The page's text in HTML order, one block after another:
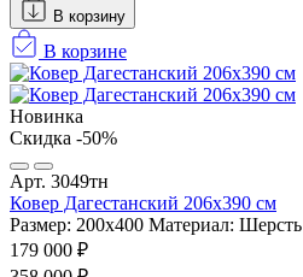
В корзину
В корзине
Новинка
Скидка -50%
Арт. 3049тн
Ковер Дагестанский 206x390 см
Размер: 200х400 Материал: Шерсть
179 000 ₽